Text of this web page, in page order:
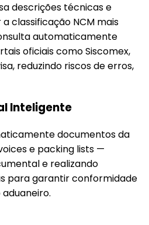
descrições técnicas e
classificação NCM mais
automaticamente
oficiais como Siscomex,
reduzindo riscos de erros,
Inteligente
documentos da
e packing lists —
e realizando
para garantir conformidade